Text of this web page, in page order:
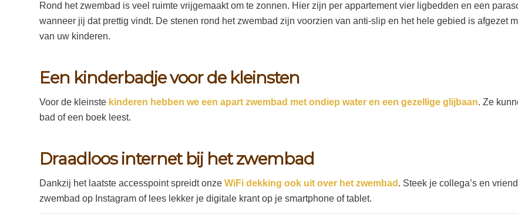
Rond het zwembad is veel ruimte vrijgemaakt om te zonnen. Hier zijn per appartement vier ligbedden en een
wanneer jij dat prettig vindt. De stenen rond het zwembad zijn voorzien van anti-slip en het hele gebied is afgezet
van uw kinderen.
Een kinderbadje voor de kleinsten
Voor de kleinste kinderen hebben we een apart zwembad met ondiep water en een gezellige glijbaan. Ze
bad of een boek leest.
Draadloos internet bij het zwembad
Dankzij het laatste accesspoint spreidt onze WiFi dekking ook uit over het zwembad . Steek je collega’s en
zwembad op Instagram of lees lekker je digitale krant op je smartphone of tablet.